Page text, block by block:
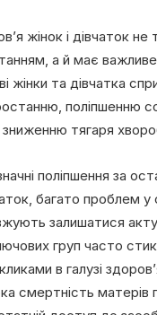
жінок і дівчаток не
а й має
жінки та дівчатка
поліпшенню
тягаря
поліпшення за
багато проблем у
залишатися
груп часто
в галузі
смертність матерів